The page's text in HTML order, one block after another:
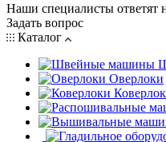
Наши специалисты
Задать вопрос
Каталог
Оверлоки